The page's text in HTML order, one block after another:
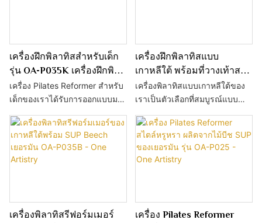
สัมผัสความหรูหราของการจัด
ระเบียบร่างกายแบบพิลาทิสอย่าง
แท้จริงทุกครั้งที่คุณฝึกฝน
กำลังกายได้อย่างหลากหลาย
สะดวกสบาย และจัดเก็บและขน
ย้ายได้ง่าย
เครื่องฝึกพิลาทิสสำหรับเด็ก
รุ่น OA-P035K เครื่องฝึกพิลา
ทิสเชิงพาณิชย์ - One Artistry
เครื่อง Pilates Reformer สำหรับ
เด็กของเราได้รับการออกแบบมา
และสุขภาพโดยรวมในเด็ก
เครื่องฝึกพิลาทิสแบบ
เกาหลีใต้ พร้อมที่วางเท้าส
แตนเลส 304 รุ่น OA-
P035B304
เครื่องพิลาทิสแบบเกาหลีใต้ของ
เราเป็นตัวเลือกที่สมบูรณ์แบบ
กำลังกายให้เกิดประโยชน์สูงสุด
ไม่ว่าจะเป็นที่บ้านหรือในฟิตเนส
เครื่องพิลาทิสรีฟอร์มเมอร์
เครื่อง Pilates Reformer